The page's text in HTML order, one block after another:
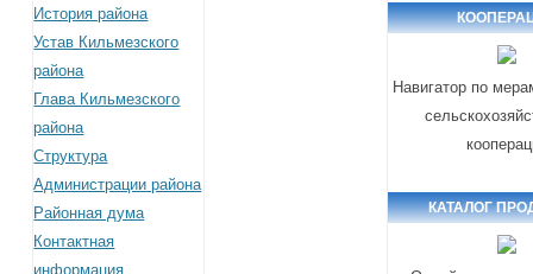
История района
Устав Кильмезского
района
Глава Кильмезского
района
Структура
Администрации района
Районная дума
Контактная
информация
Навигатор по
КАТАЛОГ